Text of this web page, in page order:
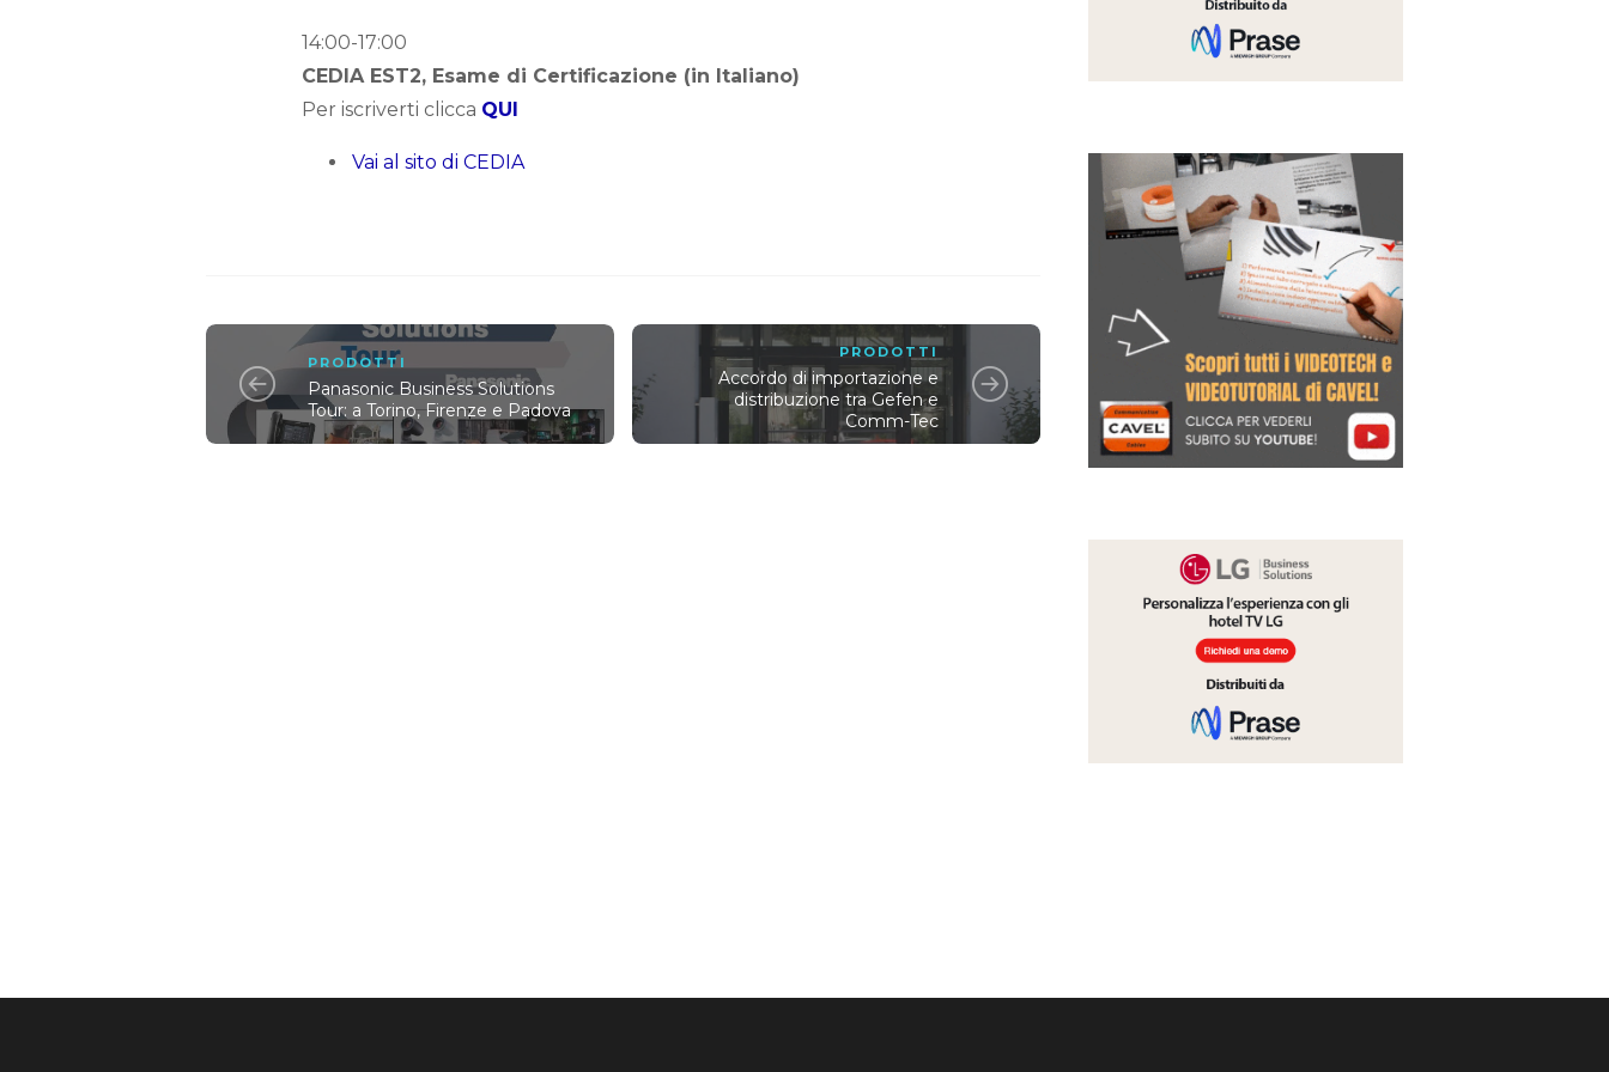
14:00-17:00
CEDIA EST2, Esame di Certificazione (in Italiano)
Per iscriverti clicca QUI
Vai al sito di CEDIA
PRODOTTI
Panasonic Business Solutions
Tour: a Torino, Firenze e Padova
PRODOTTI
Accordo di importazione e
distribuzione tra Gefen e
Comm-Tec